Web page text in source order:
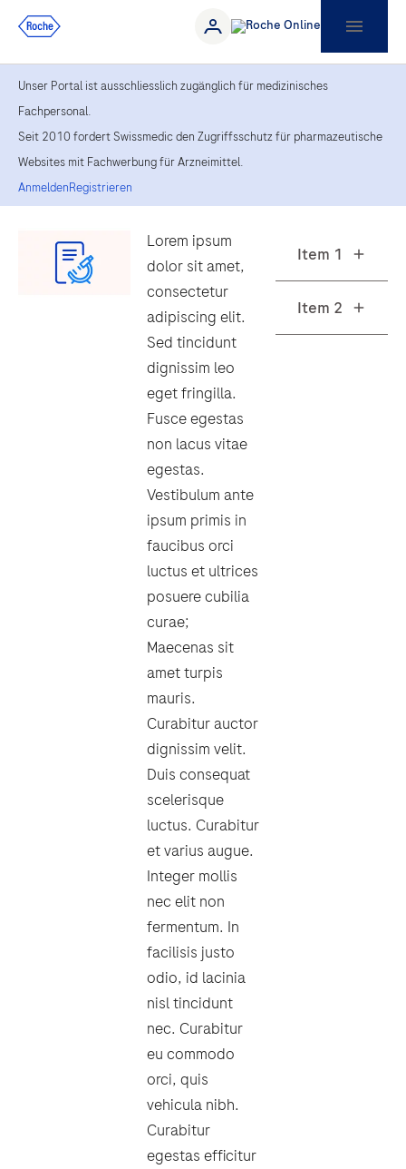
Unser Portal ist ausschliesslich zugänglich für medizinisches
Fachpersonal.
Seit 2010 fordert Swissmedic den Zugriffsschutz für pharmazeutische
Websites mit Fachwerbung für Arzneimittel.
AnmeldenRegistrieren
Lorem ipsum
dolor sit amet,
consectetur
adipiscing elit.
Sed tincidunt
dignissim leo
eget fringilla.
Fusce egestas
non lacus vitae
egestas.
Vestibulum ante
ipsum primis in
faucibus orci
luctus et ultrices
posuere cubilia
curae;
Maecenas sit
amet turpis
mauris.
Curabitur auctor
dignissim velit.
Duis consequat
scelerisque
luctus. Curabitur
et varius augue.
Integer mollis
nec elit non
fermentum. In
facilisis justo
odio, id lacinia
nisl tincidunt
nec. Curabitur
eu commodo
orci, quis
vehicula nibh.
Curabitur
egestas efficitur